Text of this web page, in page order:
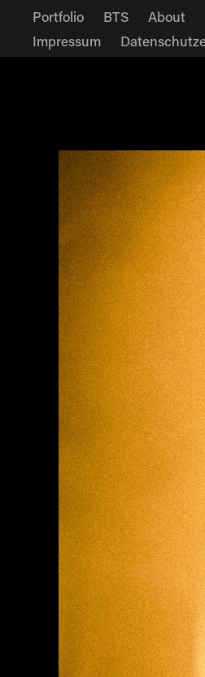
Portfolio BTS About
Impressum